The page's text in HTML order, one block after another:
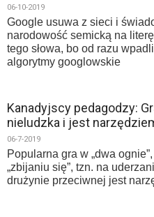
06-10-2019
Google usuwa z sieci i
narodowość semicką na
tego słowa, bo od razu
algorytmy googlowskie
Kanadyjscy pedagodzy:
nieludzka i jest
06-7-2019
Popularna gra w „dwa
„zbijaniu się”, tzn. na
drużynie przeciwnej jest